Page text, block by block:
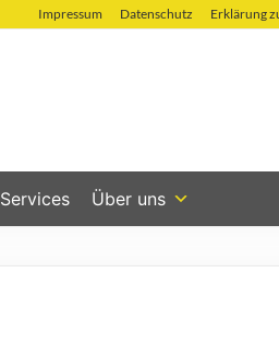
Impressum Datenschutz Erklärung
Services Über uns